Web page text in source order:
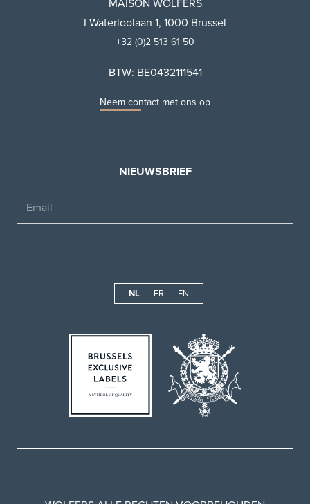
I Waterloolaan 1, 1000 Brussel
+32 (0)2 513 61 50
BTW: BE0432111541
Neem contact met ons op
NIEUWSBRIEF
NL FR EN